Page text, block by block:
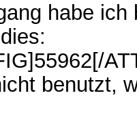
habe
benutzt,